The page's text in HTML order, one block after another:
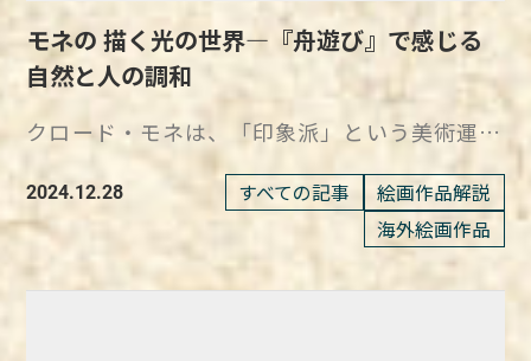
の才能を発揮しました。 16歳で日本美術協会
の一等賞を受賞し、以降も数多くの展覧会で受
賞を重ねています。 国観の『絵踏』は、1908
年に制作された作品で、キリシタン迫害の象徴
的な場面である「絵踏」のシーンを描いていま
す。 尾竹国観が描いた宗教的迫害の象徴『絵
踏』とは 作品名：絵踏 作者：尾竹国観 制作
年：1908年 技法・材質：絹本着色 寸法：ー
（記載なし） 所蔵：個人蔵 国観が1908年に制
作した『絵踏』は、日本のキリシタン弾圧をテ
モネの 描く光の世界―『舟遊び』で感じる
自然と人の調和
クロード・モネは、「印象派」という美術運動
の創始者として知られており、自然の光と色彩
を巧みに捉えた数々の名作を残しました。 そ
のなかでも『舟遊び』は、彼が光の変化や水面
の美しさを追求しながらも、家族の穏やかな日
常を描き出した特別な作品です。 大胆な構図
2024.12.28 すべての記事
絵画作品解説
海外絵画作品